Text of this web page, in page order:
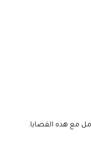
مع هذه القضايا.